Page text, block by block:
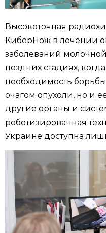
Высокоточная
КиберНож в лечении
заболеваний
поздних стадиях,
необходимость
очагом опухоли, но и
другие органы и
роботизированная
Украине доступна